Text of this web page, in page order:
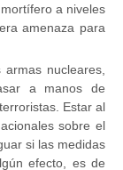
a niveles
amenaza para
nucleares,
a manos de
Estar al
sobre el
si las medidas
efecto, es de